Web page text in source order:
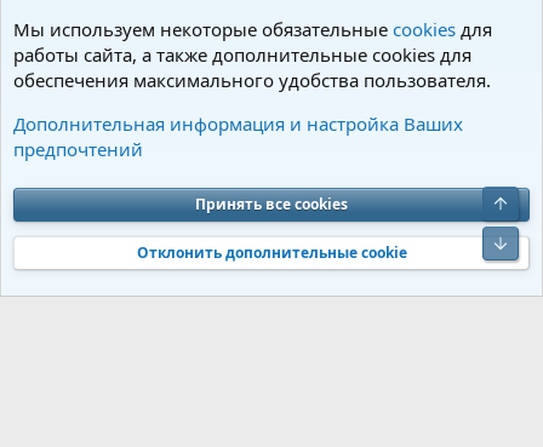
Пользователи
Cookies Charm by DCom
Обратная связь
Условия и правила
Политика конфиденциальности
Помощь
S
S
Community platform by XenForo® © 2010-2026 XenForo Ltd. Перевод от
Jumuro®|Media embeds via s9e/MediaSites
Мы используем некоторые обязательные cookies для
работы сайта, а также дополнительные cookies для
обеспечения максимального удобства пользователя.
Дополнительная информация и настройка Ваших
предпочтений
Принять все cookies
Отклонить дополнительные cookie
Верх
Низ